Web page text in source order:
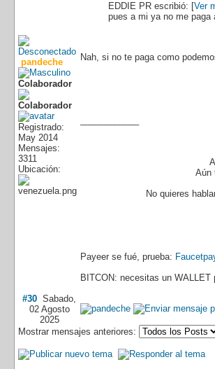
pandeche
Colaborador
Registrado:
May 2014
Mensajes:
3311
Ubicación:
EDDIE PR escribió: [Ver
pues a mi ya no me
Nah, si no te paga como
Aún
No quieres
Payeer se fué, prueba:
BITCON: necesitas un
#30 Sabado,
02 Agosto
2025
Mostrar mensajes anteriores: